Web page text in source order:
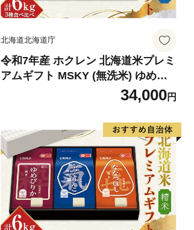
北海道北海道庁
令和7年産 ホクレン 北海道米プレミ
アムギフト MSKY (無洗米) ゆめぴ
りか ふっくりんこ 喜ななつぼし 各
2kg 3種セット 計6kg 食べ比べ ごは
ん こめ 白米 F6S-588
34,000円